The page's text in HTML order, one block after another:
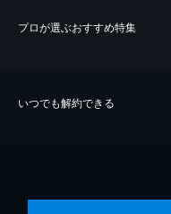
プロが選ぶおすすめ特集
いつでも解約できる